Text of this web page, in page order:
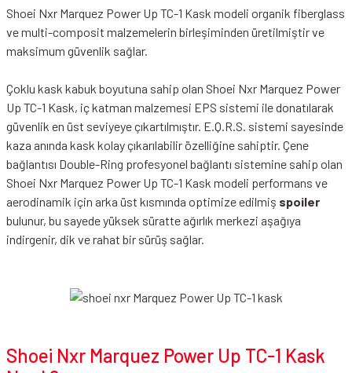
Shoei Nxr Marquez Power Up TC-1 Kask modeli organik fiberglass
ve multi-composit malzemelerin birleşiminden üretilmiştir ve
maksimum güvenlik sağlar.
Çoklu kask kabuk boyutuna sahip olan Shoei Nxr Marquez Power
Up TC-1 Kask, iç katman malzemesi EPS sistemi ile donatılarak
güvenlik en üst seviyeye çıkartılmıştır. E.Q.R.S. sistemi sayesinde
kaza anında kask kolay çıkarılabilir özelliğine sahiptir. Çene
bağlantısı Double-Ring profesyonel bağlantı sistemine sahip olan
Shoei Nxr Marquez Power Up TC-1 Kask modeli performans ve
aerodinamik için arka üst kısmında optimize edilmiş spoiler
bulunur, bu sayede yüksek süratte ağırlık merkezi aşağıya
indirgenir, dik ve rahat bir sürüş sağlar.
Shoei Nxr Marquez Power Up TC-1 Kask